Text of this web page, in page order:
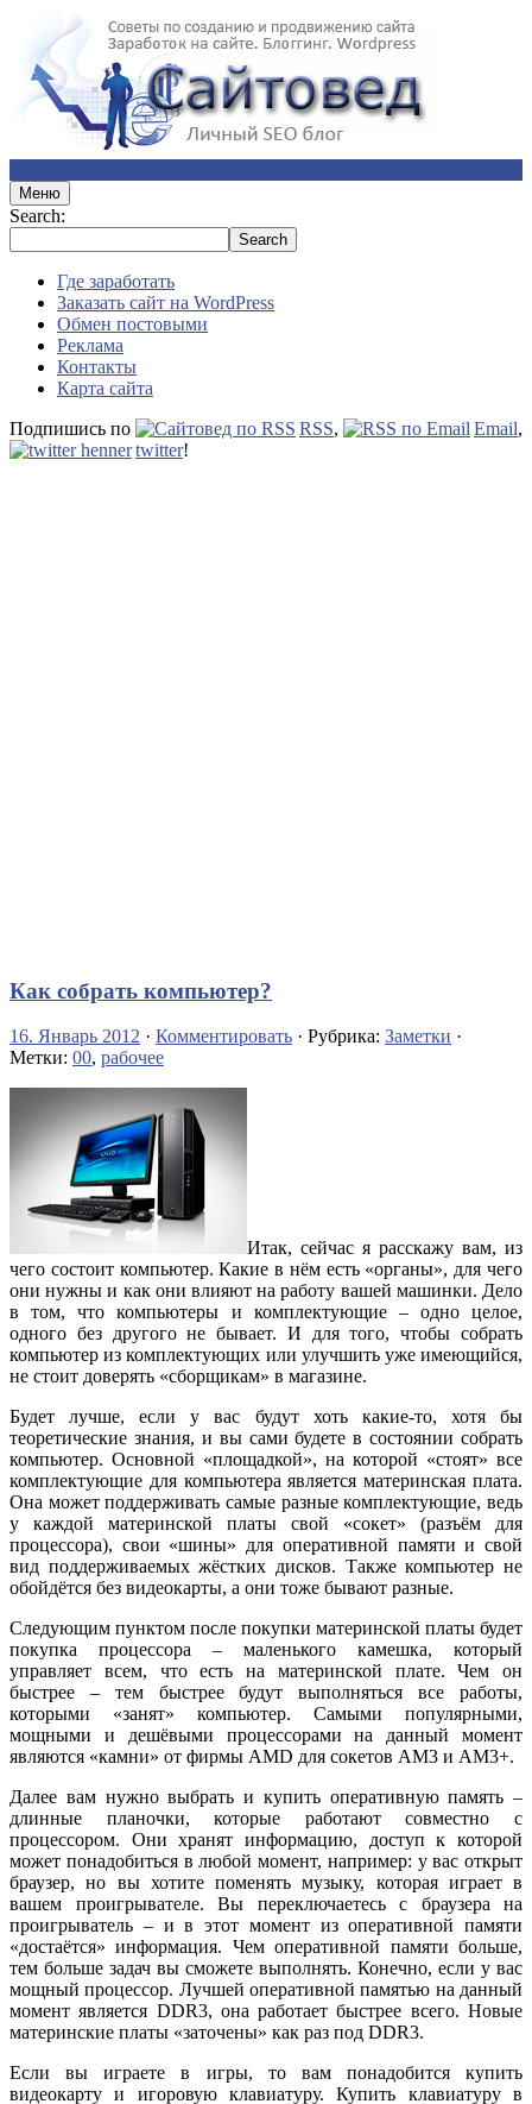
Меню
Search:
Где заработать
Заказать сайт на WordPress
Обмен постовыми
Реклама
Контакты
Карта сайта
Подпишись по
RSS, Email,
twitter!
Как собрать компьютер?
16. Январь 2012 · Комментировать · Рубрика: Заметки ·
Метки: 00, рабочее
Итак, сейчас я расскажу вам, из
чего состоит компьютер. Какие в нём есть «органы», для чего
они нужны и как они влияют на работу вашей машинки. Дело
в том, что компьютеры и комплектующие – одно целое,
одного без другого не бывает. И для того, чтобы собрать
компьютер из комплектующих или улучшить уже имеющийся,
не стоит доверять «сборщикам» в магазине.
Будет лучше, если у вас будут хоть какие-то, хотя бы
теоретические знания, и вы сами будете в состоянии собрать
компьютер. Основной «площадкой», на которой «стоят» все
комплектующие для компьютера является материнская плата.
Она может поддерживать самые разные комплектующие, ведь
у каждой материнской платы свой «сокет» (разъём для
процессора), свои «шины» для оперативной памяти и свой
вид поддерживаемых жёстких дисков. Также компьютер не
обойдётся без видеокарты, а они тоже бывают разные.
Следующим пунктом после покупки материнской платы будет
покупка процессора – маленького камешка, который
управляет всем, что есть на материнской плате. Чем он
быстрее – тем быстрее будут выполняться все работы,
которыми «занят» компьютер. Самыми популярными,
мощными и дешёвыми процессорами на данный момент
являются «камни» от фирмы AMD для сокетов AM3 и AM3+.
Далее вам нужно выбрать и купить оперативную память –
длинные планочки, которые работают совместно с
процессором. Они хранят информацию, доступ к которой
может понадобиться в любой момент, например: у вас открыт
браузер, но вы хотите поменять музыку, которая играет в
вашем проигрывателе. Вы переключаетесь с браузера на
проигрыватель – и в этот момент из оперативной памяти
«достаётся» информация. Чем оперативной памяти больше,
тем больше задач вы сможете выполнять. Конечно, если у вас
мощный процессор. Лучшей оперативной памятью на данный
момент является DDR3, она работает быстрее всего. Новые
материнские платы «заточены» как раз под DDR3.
Если вы играете в игры, то вам понадобится купить
видеокарту и игоровую клавиатуру. Купить клавиатуру в